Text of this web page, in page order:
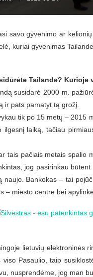
savo gyvenimo ar
kuriai gyvenimas
Tailande? Kurioje
susidarė 2000 m.
ir pats pamatyt tą grožį.
tik po 15 metų – 2015
ilgesnį laiką, tačiau
tais pačiais metais spalio
jog pasirinkau
naujo. Bankokas – tai
– miesto centre bei
lietuvių elektroninės
Pasaulio, taip
nusprendėme, jog man